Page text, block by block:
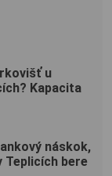
u
Kapacita
náskok,
Teplicích bere